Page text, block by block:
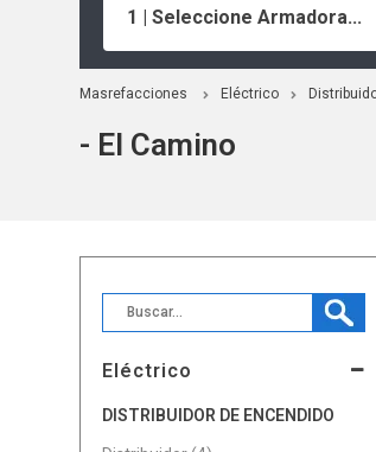
1 | Seleccione Armadora...
Masrefacciones Eléctrico
- El Camino
Eléctrico
DISTRIBUIDOR DE ENCENDIDO